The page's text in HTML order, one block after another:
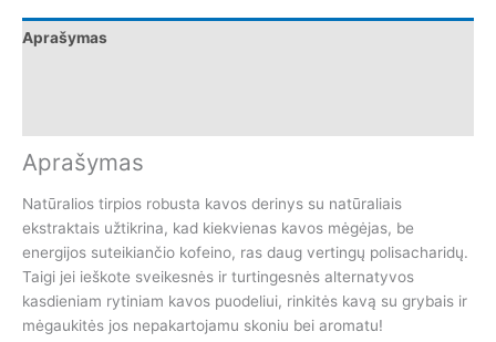
Aprašymas
Aprašymas
Natūralios tirpios robusta kavos derinys su natūraliais
ekstraktais užtikrina, kad kiekvienas kavos mėgėjas, be
energijos suteikiančio kofeino, ras daug vertingų polisacharidų.
Taigi jei ieškote sveikesnės ir turtingesnės alternatyvos
kasdieniam rytiniam kavos puodeliui, rinkitės kavą su grybais ir
mėgaukitės jos nepakartojamu skoniu bei aromatu!